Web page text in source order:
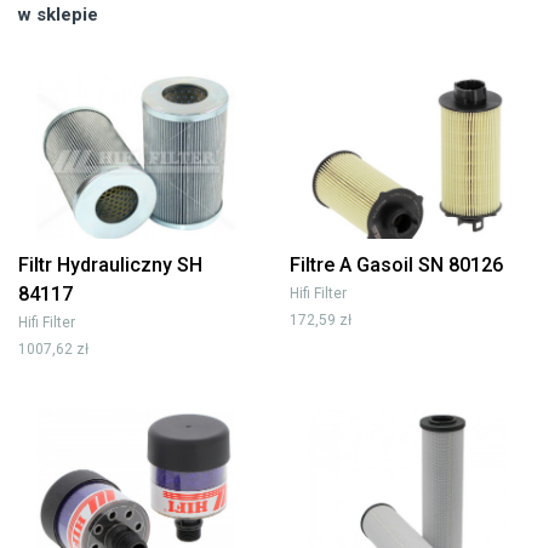
w sklepie
Filtr Hydrauliczny SH
84117
Hifi Filter
1007,62 zł
Filtre A Gasoil SN 80126
Hifi Filter
172,59 zł